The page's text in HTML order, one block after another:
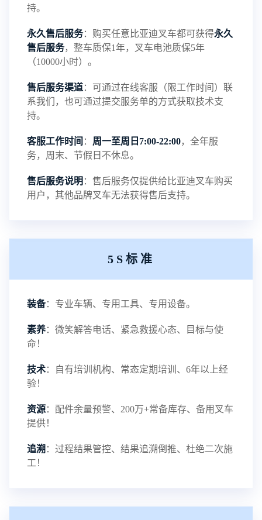
或单位体积所能输出的电能，磷酸铁锂电池的质量
比能量为120Wh/kg，；而体积比能量为200Wh/L，
两种比能量都差不多是铅酸电池的3倍左右。从这也
···
磷酸铁锂电池介绍 NEW
电瓶叉车-叉车百科 NEW
持。
永久售后服务：购买任意比亚迪叉车都可获得永久
售后服务，整车质保1年，叉车电池质保5年
（10000小时）。
售后服务渠道：可通过在线客服（限工作时间）联
系我们，也可通过提交服务单的方式获取技术支
持。
客服工作时间 ： 周一至周日7:00-22:00，全年服
务，周末、节假日不休息。
售后服务说明 ：售后服务仅提供给比亚迪叉车购买
用户，其他品牌叉车无法获得售后支持。
5S标准
装备：专业车辆、专用工具、专用设备。
素养：微笑解答电话、紧急救援心态、目标与使
命！
技术：自有培训机构、常态定期培训、6年以上经
验！
资源：配件余量预警、200万+常备库存、备用叉车
提供！
追溯 ：过程结果管控、结果追溯倒推、杜绝二次施
工！